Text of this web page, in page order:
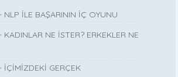
NLP İLE BAŞARININ İÇ OYUNU
NE İSTER? ERKEKLER NE
İÇİMİZDEKİ GERÇEK